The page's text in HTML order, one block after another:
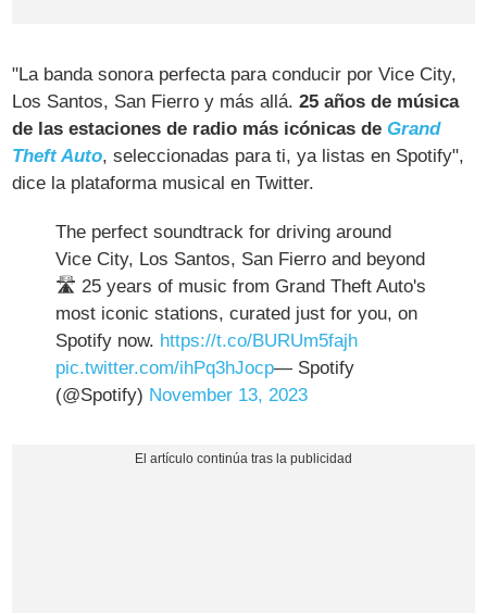
"La banda sonora perfecta para conducir por Vice City,
Los Santos, San Fierro y más allá.25 años de música
de las estaciones de radio más icónicas deGrand
Theft Auto, seleccionadas para ti, ya listas en Spotify",
dice la plataforma musical en Twitter.
The perfect soundtrack for driving around
Vice City, Los Santos, San Fierro and beyond
🛣️ 25 years of music from Grand Theft Auto's
most iconic stations, curated just for you, on
Spotify now. https://t.co/BURUm5fajh
pic.twitter.com/ihPq3hJocp— Spotify
(@Spotify) November 13, 2023